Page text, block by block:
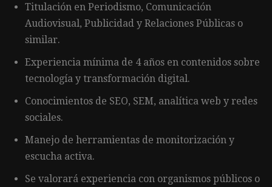
Titulación en Periodismo, Comunicación
Audiovisual, Publicidad y Relaciones Públicas o
similar.
Experiencia mínima de 4 años en contenidos sobre
tecnología y transformación digital.
Conocimientos de SEO, SEM, analítica web y redes
sociales.
Manejo de herramientas de monitorización y
escucha activa.
Se valorará experiencia con organismos públicos o